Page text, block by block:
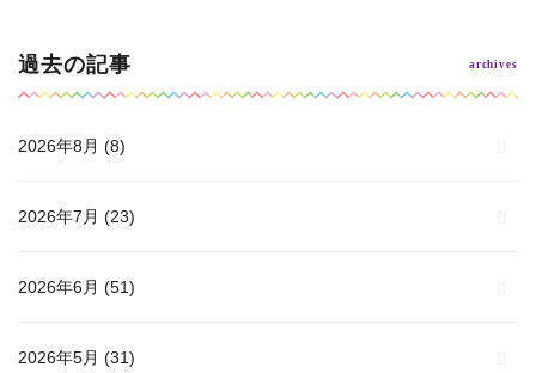
過去の記事
2026年8月 (8)
2026年7月 (23)
2026年6月 (51)
2026年5月 (31)